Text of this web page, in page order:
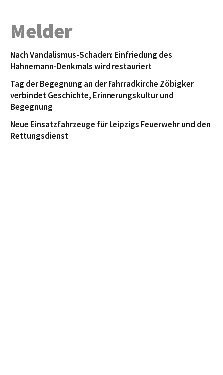
Melder
Nach Vandalismus-Schaden: Einfriedung des
Hahnemann-Denkmals wird restauriert
Tag der Begegnung an der Fahrradkirche Zöbigker
verbindet Geschichte, Erinnerungskultur und
Begegnung
Neue Einsatzfahrzeuge für Leipzigs Feuerwehr und den
Rettungsdienst